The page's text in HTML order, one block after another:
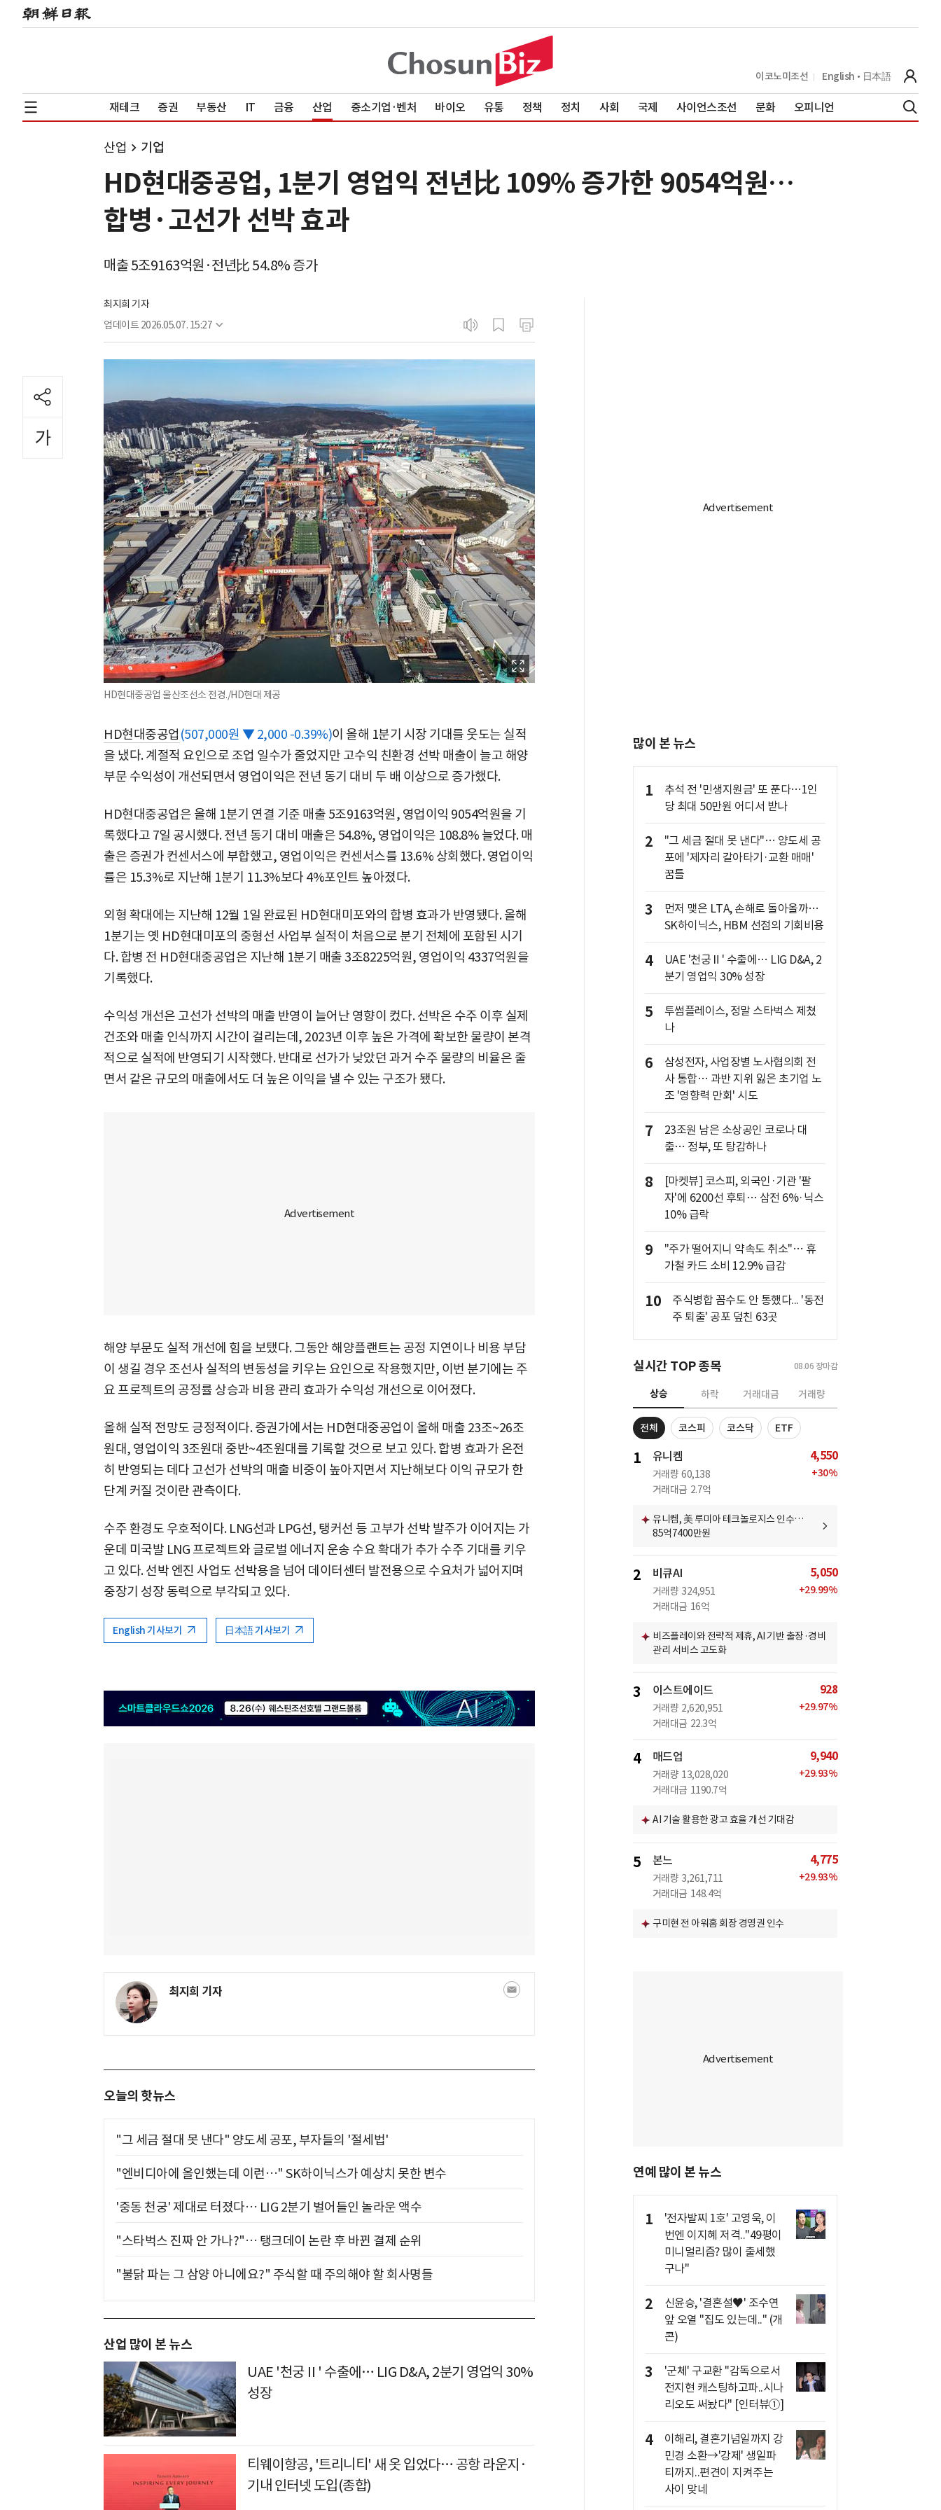
이코노미조선 English 日本語
재테크 증권 부동산 IT 금융 산업 중소기업·벤처 바이오 유통 정책 정치 사회 국제 사이언스조선 문화 오피니언
산업 기업
HD현대중공업, 1분기 영업익 전년比 109% 증가한 9054억원…
합병·고선가 선박 효과
매출 5조9163억원·전년比 54.8% 증가
최지희 기자
업데이트 2026.05.07. 15:27
HD현대중공업 울산조선소 전경./HD현대 제공
HD현대중공업 (507,000원 ▼ 2,000 -0.39%)이 올해 1분기 시장 기대를 웃도는 실적
을 냈다. 계절적 요인으로 조업 일수가 줄었지만 고수익 친환경 선박 매출이 늘고 해양
부문 수익성이 개선되면서 영업이익은 전년 동기 대비 두 배 이상으로 증가했다.
HD현대중공업은 올해 1분기 연결 기준 매출 5조9163억원, 영업이익 9054억원을 기
록했다고 7일 공시했다. 전년 동기 대비 매출은 54.8%, 영업이익은 108.8% 늘었다. 매
출은 증권가 컨센서스에 부합했고, 영업이익은 컨센서스를 13.6% 상회했다. 영업이익
률은 15.3%로 지난해 1분기 11.3%보다 4%포인트 높아졌다.
외형 확대에는 지난해 12월 1일 완료된 HD현대미포와의 합병 효과가 반영됐다. 올해
1분기는 옛 HD현대미포의 중형선 사업부 실적이 처음으로 분기 전체에 포함된 시기
다. 합병 전 HD현대중공업은 지난해 1분기 매출 3조8225억원, 영업이익 4337억원을
기록했다.
수익성 개선은 고선가 선박의 매출 반영이 늘어난 영향이 컸다. 선박은 수주 이후 실제
건조와 매출 인식까지 시간이 걸리는데, 2023년 이후 높은 가격에 확보한 물량이 본격
적으로 실적에 반영되기 시작했다. 반대로 선가가 낮았던 과거 수주 물량의 비율은 줄
면서 같은 규모의 매출에서도 더 높은 이익을 낼 수 있는 구조가 됐다.
해양 부문도 실적 개선에 힘을 보탰다. 그동안 해양플랜트는 공정 지연이나 비용 부담
이 생길 경우 조선사 실적의 변동성을 키우는 요인으로 작용했지만, 이번 분기에는 주
요 프로젝트의 공정률 상승과 비용 관리 효과가 수익성 개선으로 이어졌다.
올해 실적 전망도 긍정적이다. 증권가에서는 HD현대중공업이 올해 매출 23조~26조
원대, 영업이익 3조원대 중반~4조원대를 기록할 것으로 보고 있다. 합병 효과가 온전
히 반영되는 데다 고선가 선박의 매출 비중이 높아지면서 지난해보다 이익 규모가 한
단계 커질 것이란 관측이다.
수주 환경도 우호적이다. LNG선과 LPG선, 탱커선 등 고부가 선박 발주가 이어지는 가
운데 미국발 LNG 프로젝트와 글로벌 에너지 운송 수요 확대가 추가 수주 기대를 키우
고 있다. 선박 엔진 사업도 선박용을 넘어 데이터센터 발전용으로 수요처가 넓어지며
중장기 성장 동력으로 부각되고 있다.
English 기사보기 日本語 기사보기
최지희 기자
오늘의 핫뉴스
"그 세금 절대 못 낸다" 양도세 공포, 부자들의 '절세법'
"엔비디아에 올인했는데 이런…" SK하이닉스가 예상치 못한 변수
'중동 천궁' 제대로 터졌다… LIG 2분기 벌어들인 놀라운 액수
"스타벅스 진짜 안 가나?"… 탱크데이 논란 후 바뀐 결제 순위
"불닭 파는 그 삼양 아니에요?" 주식할 때 주의해야 할 회사명들
산업 많이 본 뉴스
UAE '천궁Ⅱ' 수출에… LIG D&A, 2분기 영업익 30%
성장
티웨이항공, '트리니티' 새 옷 입었다… 공항 라운지·
기내 인터넷 도입(종합)
많이 본 뉴스
1
추석 전 '민생지원금' 또 푼다…1인
당 최대 50만원 어디서 받나
2
"그 세금 절대 못 낸다"… 양도세 공
포에 '제자리 갈아타기·교환 매매'
꿈틀
3
먼저 맺은 LTA, 손해로 돌아올까…
SK하이닉스, HBM 선점의 기회비용
4
UAE '천궁Ⅱ' 수출에… LIG D&A, 2
분기 영업익 30% 성장
5
투썸플레이스, 정말 스타벅스 제쳤
나
6
삼성전자, 사업장별 노사협의회 전
사 통합… 과반 지위 잃은 초기업 노
조 '영향력 만회' 시도
7
23조원 남은 소상공인 코로나 대
출… 정부, 또 탕감하나
8
[마켓뷰] 코스피, 외국인·기관 '팔
자'에 6200선 후퇴… 삼전 6%·닉스
10% 급락
9
"주가 떨어지니 약속도 취소"… 휴
가철 카드 소비 12.9% 급감
10
주식병합 꼼수도 안 통했다... '동전
주 퇴출' 공포 덮친 63곳
실시간 TOP 종목 08.06 장마감
상승 하락 거래대금 거래량
전체 코스피 코스닥 ETF
1 유니켐
거래량 60,138
거래대금 2.7억
4,550
+30%
유니켐, 美 루미아 테크놀로지스 인수…
85억7400만원
2 비큐AI
거래량 324,951
거래대금 16억
5,050
+29.99%
비즈플레이와 전략적 제휴, AI 기반 출장·경비
관리 서비스 고도화
3 이스트에이드
거래량 2,620,951
거래대금 22.3억
928
+29.97%
4 매드업
거래량 13,028,020
거래대금 1190.7억
9,940
+29.93%
AI 기술 활용한 광고 효율 개선 기대감
5 본느
거래량 3,261,711
거래대금 148.4억
4,775
+29.93%
구미현 전 아워홈 회장 경영권 인수
연예 많이 본 뉴스
1
'전자발찌 1호' 고영욱, 이
번엔 이지혜 저격.."49평이
미니멀리즘? 많이 출세했
구나"
2
신윤승, '결혼설♥' 조수연
앞 오열 "집도 있는데.." (개
콘)
3
'군체' 구교환 "감독으로서
전지현 캐스팅하고파..시나
리오도 써놨다" [인터뷰①]
4
이해리, 결혼기념일까지 강
민경 소환→'강제' 생일파
티까지..편견이 지켜주는
사이 맞네